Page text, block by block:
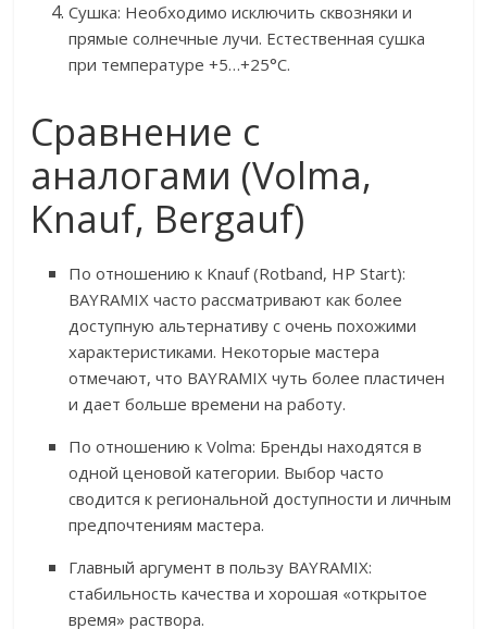
Сушка: Необходимо исключить сквозняки и
прямые солнечные лучи. Естественная сушка
при температуре +5…+25°C.
Сравнение с
аналогами (Volma,
Knauf, Bergauf)
По отношению к Knauf (Rotband, HP Start):
BAYRAMIX часто рассматривают как более
доступную альтернативу с очень похожими
характеристиками. Некоторые мастера
отмечают, что BAYRAMIX чуть более пластичен
и дает больше времени на работу.
По отношению к Volma: Бренды находятся в
одной ценовой категории. Выбор часто
сводится к региональной доступности и личным
предпочтениям мастера.
Главный аргумент в пользу BAYRAMIX:
стабильность качества и хорошая «открытое
время» раствора.